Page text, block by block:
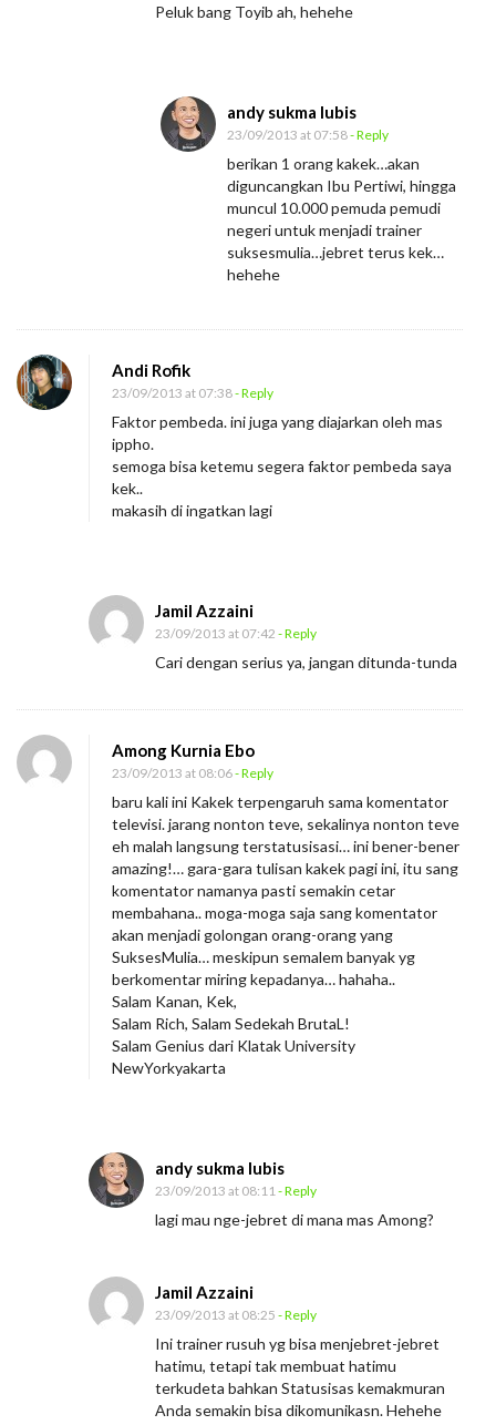
Peluk bang Toyib ah, hehehe
andy sukma lubis
23/09/2013 at 07:58- Reply
berikan 1 orang kakek…akan
diguncangkan Ibu Pertiwi, hingga
muncul 10.000 pemuda pemudi
negeri untuk menjadi trainer
suksesmulia…jebret terus kek…
hehehe
Andi Rofik
23/09/2013 at 07:38- Reply
Faktor pembeda. ini juga yang diajarkan oleh mas
ippho.
semoga bisa ketemu segera faktor pembeda saya
kek..
makasih di ingatkan lagi
Jamil Azzaini
23/09/2013 at 07:42 - Reply
Cari dengan serius ya, jangan ditunda-tunda
Among Kurnia Ebo
23/09/2013 at 08:06- Reply
baru kali ini Kakek terpengaruh sama komentator
televisi. jarang nonton teve, sekalinya nonton teve
eh malah langsung terstatusisasi… ini bener-bener
amazing!… gara-gara tulisan kakek pagi ini, itu sang
komentator namanya pasti semakin cetar
membahana.. moga-moga saja sang komentator
akan menjadi golongan orang-orang yang
SuksesMulia… meskipun semalem banyak yg
berkomentar miring kepadanya… hahaha..
Salam Kanan, Kek,
Salam Rich, Salam Sedekah BrutaL!
Salam Genius dari Klatak University
NewYorkyakarta
andy sukma lubis
23/09/2013 at 08:11 - Reply
lagi mau nge-jebret di mana mas Among?
Jamil Azzaini
23/09/2013 at 08:25 - Reply
Ini trainer rusuh yg bisa menjebret-jebret
hatimu, tetapi tak membuat hatimu
terkudeta bahkan Statusisas kemakmuran
Anda semakin bisa dikomunikasn. Hehehe